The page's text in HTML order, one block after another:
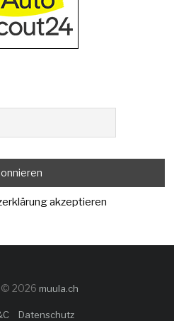
akzeptieren
© 2026 muula.ch
Datenschutz